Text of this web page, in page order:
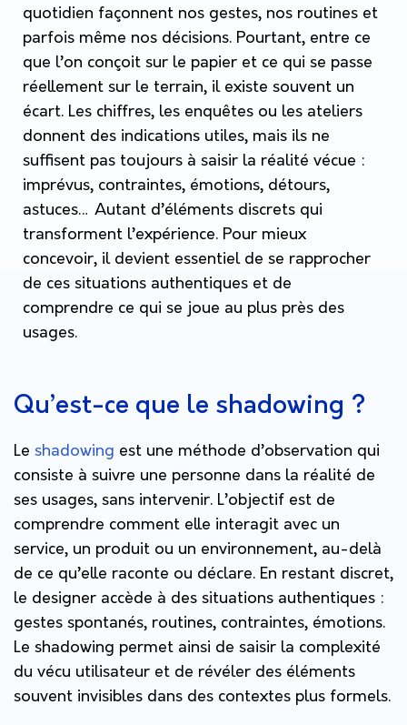
quotidien façonnent nos gestes, nos routines et
parfois même nos décisions. Pourtant, entre ce
que l’on conçoit sur le papier et ce qui se passe
réellement sur le terrain, il existe souvent un
écart. Les chiffres, les enquêtes ou les ateliers
donnent des indications utiles, mais ils ne
suffisent pas toujours à saisir la réalité vécue :
imprévus, contraintes, émotions, détours,
astuces… Autant d’éléments discrets qui
transforment l’expérience. Pour mieux
concevoir, il devient essentiel de se rapprocher
de ces situations authentiques et de
comprendre ce qui se joue au plus près des
usages.
Qu’est-ce que le shadowing ?
Le shadowing est une méthode d’observation qui
consiste à suivre une personne dans la réalité de
ses usages, sans intervenir. L’objectif est de
comprendre comment elle interagit avec un
service, un produit ou un environnement, au-delà
de ce qu’elle raconte ou déclare. En restant discret,
le designer accède à des situations authentiques :
gestes spontanés, routines, contraintes, émotions.
Le shadowing permet ainsi de saisir la complexité
du vécu utilisateur et de révéler des éléments
souvent invisibles dans des contextes plus formels.